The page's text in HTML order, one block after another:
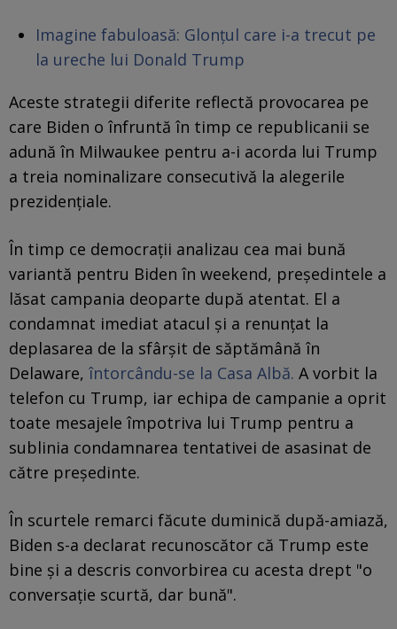
Imagine fabuloasă: Glonțul care i-a trecut pe
la ureche lui Donald Trump
Aceste strategii diferite reflectă provocarea pe
care Biden o înfruntă în timp ce republicanii se
adună în Milwaukee pentru a-i acorda lui Trump
a treia nominalizare consecutivă la alegerile
prezidențiale.
În timp ce democrații analizau cea mai bună
variantă pentru Biden în weekend, președintele a
lăsat campania deoparte după atentat. El a
condamnat imediat atacul și a renunțat la
deplasarea de la sfârșit de săptămână în
Delaware, întorcându-se la Casa Albă. A vorbit la
telefon cu Trump, iar echipa de campanie a oprit
toate mesajele împotriva lui Trump pentru a
sublinia condamnarea tentativei de asasinat de
către președinte.
În scurtele remarci făcute duminică după-amiază,
Biden s-a declarat recunoscător că Trump este
bine și a descris convorbirea cu acesta drept "o
conversație scurtă, dar bună".